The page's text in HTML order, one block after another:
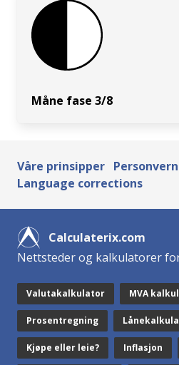
Måne fase 3/8
Våre prinsipper Personvern
Language corrections
Calculaterix.com
Nettsteder og kalkulatorer
Valutakalkulator MVA
Prosentregning
Kjøpe eller leie? Inflasjon